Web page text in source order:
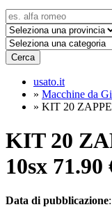
Cerca
usato.it
» Macchine da
» KIT 20
KIT 20
10sx 71.90
Data di pubblicazione